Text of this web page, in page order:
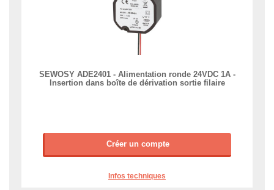
SEWOSY ADE2401 - Alimentation ronde 24VDC 1A -
Insertion dans boîte de dérivation sortie filaire
Créer un compte
Infos techniques